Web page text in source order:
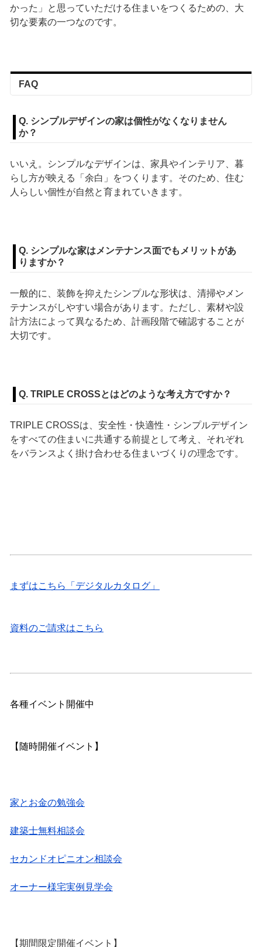
かった」と思っていただける住まいをつくるための、大
切な要素の一つなのです。
FAQ
Q. シンプルデザインの家は個性がなくなりません
か？
いいえ。シンプルなデザインは、家具やインテリア、暮
らし方が映える「余白」をつくります。そのため、住む
人らしい個性が自然と育まれていきます。
Q. シンプルな家はメンテナンス面でもメリットがあ
りますか？
一般的に、装飾を抑えたシンプルな形状は、清掃やメン
テナンスがしやすい場合があります。ただし、素材や設
計方法によって異なるため、計画段階で確認することが
大切です。
Q. TRIPLE CROSSとはどのような考え方ですか？
TRIPLE CROSSは、安全性・快適性・シンプルデザイン
をすべての住まいに共通する前提として考え、それぞれ
をバランスよく掛け合わせる住まいづくりの理念です。
まずはこちら「デジタルカタログ」
資料のご請求はこちら
各種イベント開催中
【随時開催イベント】
家とお金の勉強会
建築士無料相談会
セカンドオピニオン相談会
オーナー様宅実例見学会
【期間限定開催イベント】